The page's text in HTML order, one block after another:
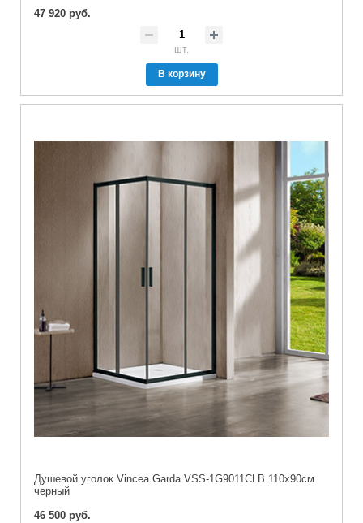
47 920 руб.
шт.
В корзину
Душевой уголок Vincea Garda VSS-1G9011CLB 110х90см.
черный
46 500 руб.